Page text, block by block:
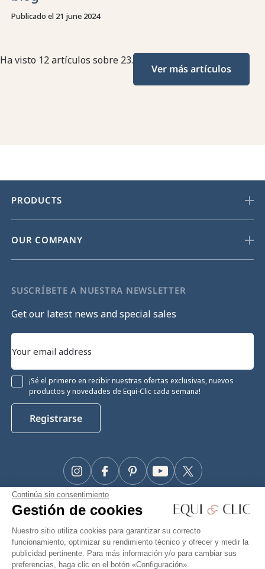
Continúa sin consentimiento
Gestión de cookies
Nuestro sitio utiliza cookies para garantizar su correcto
funcionamiento, optimizar su rendimiento técnico y ofrecer y medir la
publicidad pertinente. Para más información y/o para cambiar sus
preferencias, haga clic en el botón «Configuración».
Publicado el 21 june 2024
Ha visto 12 artículos sobre 23.
Ver más artículos
PRODUCTS
OUR COMPANY
SUSCRÍBETE A NUESTRA NEWSLETTER
Get our latest news and special sales
¡Sé el primero en recibir nuestras ofertas exclusivas, nuevos
productos y novedades de Equi-Clic cada semana!
Registrarse
Facebook Twitter
YouTube
Pinterest
Instagram
#Makeyourhorseapriority
🫶